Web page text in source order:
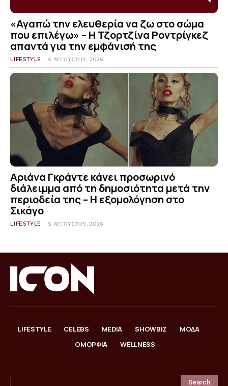
«Αγαπώ την ελευθερία να ζω στο σώμα
που επιλέγω» – Η Τζορτζίνα Ροντρίγκεζ
απαντά για την εμφάνισή της
LIFESTYLE 5 ΑΥΓΟΎΣΤΟΥ, 2026
Αριάνα Γκράντε κάνει προσωρινό
διάλειμμα από τη δημοσιότητα μετά την
περιοδεία της – Η εξομολόγηση στο
Σικάγο
LIFESTYLE 5 ΑΥΓΟΎΣΤΟΥ, 2026
LIFESTYLE CELEBS MEDIA SHOWBIZ
ΜΟΔΑ
ΟΜΟΡΦΙΑ
WELLNESS
Search